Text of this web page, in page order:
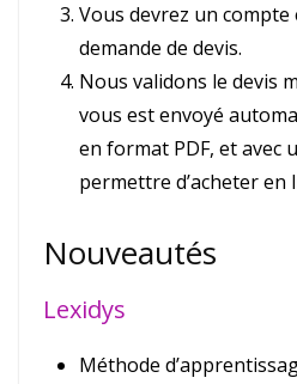
Vous devrez un
demande de devis.
Nous validons le devis
vous est envoyé
en format PDF, et avec
permettre d’acheter en
Nouveautés
Lexidys
Méthode